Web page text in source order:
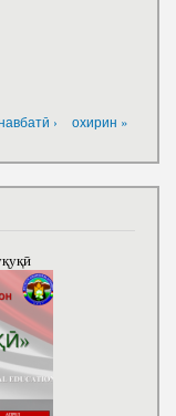
› охирин »